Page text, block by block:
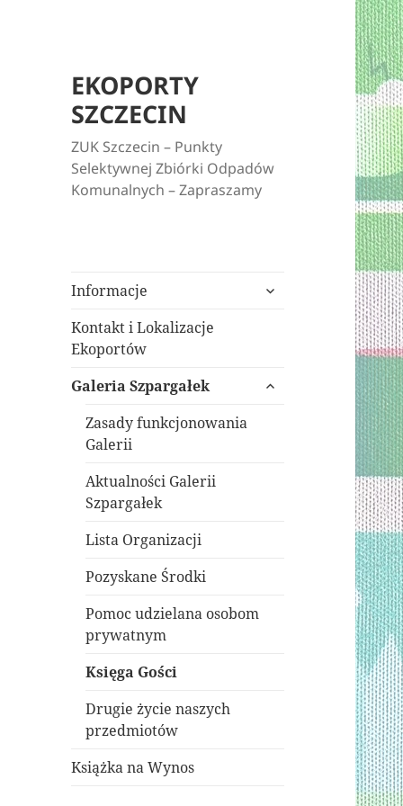
EKOPORTY
SZCZECIN
ZUK Szczecin – Punkty
Selektywnej Zbiórki Odpadów
Komunalnych – Zapraszamy
Informacje
rozwiń
Kontakt i Lokalizacje
Ekoportów
Galeria Szpargałek
rozwiń
Zasady funkcjonowania
Galerii
Aktualności Galerii
Szpargałek
Lista Organizacji
Pozyskane Środki
Pomoc udzielana osobom
prywatnym
Księga Gości
Drugie życie naszych
przedmiotów
Książka na Wynos